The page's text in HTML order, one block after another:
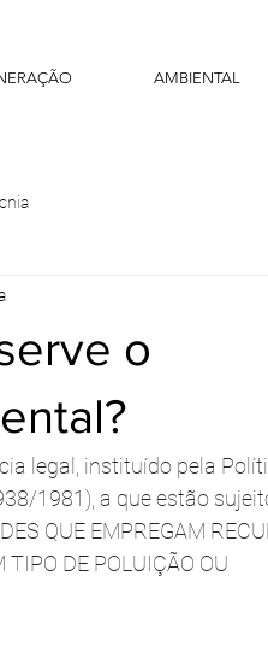
AMBIENTAL
o
legal, instituído pela
1981), a que estão
QUE EMPREGAM
DE POLUIÇÃO OU